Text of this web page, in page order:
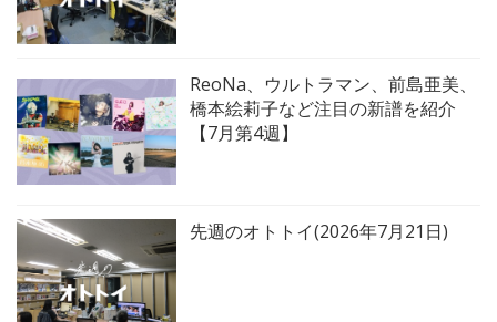
ReoNa、ウルトラマン、前島亜美、
橋本絵莉子など注目の新譜を紹介
【7月第4週】
先週のオトトイ(2026年7月21日)